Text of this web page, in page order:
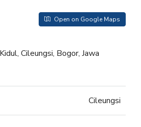
Open on Google Maps
Cileungsi, Bogor, Jawa
Cileungsi